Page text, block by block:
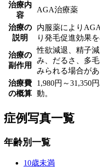
治療内
容
AGA治療薬
治療の
説明
内服薬により
り発毛促進効果を
治療の
副作用
性欲減退、精子
み、だるさ、多
みられる場合があ
治療費
の概算
1,980円～31,350
動。
症例写真一覧
年齢別一覧
10歳未満